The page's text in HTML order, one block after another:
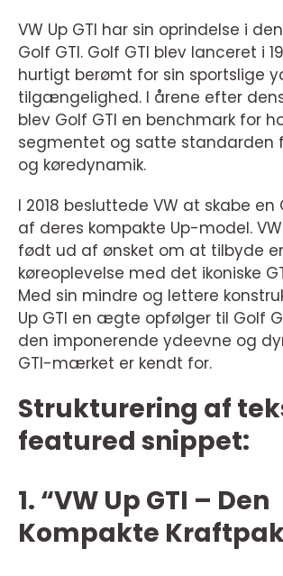
VW Up GTI har sin oprindelse i
Golf GTI. Golf GTI blev lanceret i
hurtigt berømt for sin sportslige
tilgængelighed. I årene efter
blev Golf GTI en benchmark for
segmentet og satte standarden
og køredynamik.
I 2018 besluttede VW at skabe en
af deres kompakte Up-model. VW
født ud af ønsket om at tilbyde
køreoplevelse med det ikoniske
Med sin mindre og lettere
Up GTI en ægte opfølger til Golf
den imponerende ydeevne og
GTI-mærket er kendt for.
Strukturering af
featured snippet:
1. “VW Up GTI – Den
Kompakte